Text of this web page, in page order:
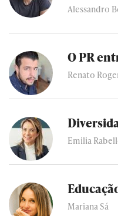
Alessandro
O PR
Renato
Emilia
Mariana Sá